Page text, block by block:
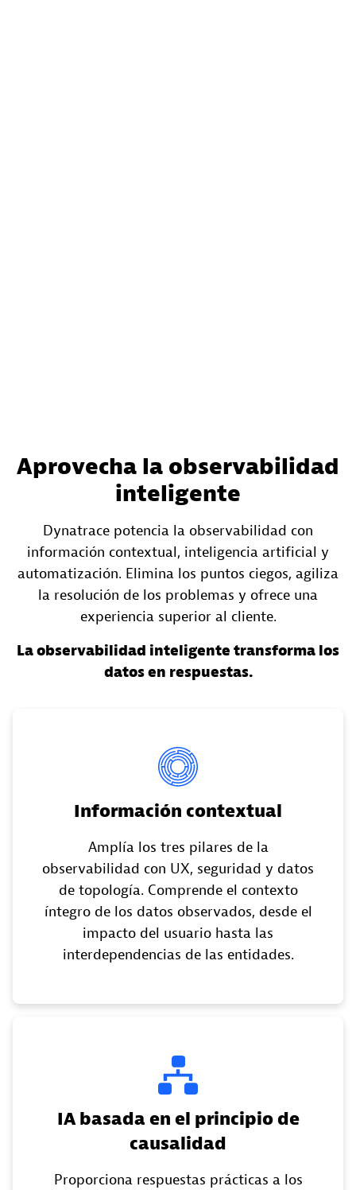
Aprovecha la observabilidad
inteligente
Dynatrace potencia la observabilidad con
información contextual, inteligencia artificial y
automatización. Elimina los puntos ciegos, agiliza
la resolución de los problemas y ofrece una
experiencia superior al cliente.
La observabilidad inteligente transforma los
datos en respuestas.
Información contextual
Amplía los tres pilares de la
observabilidad con UX, seguridad y datos
de topología. Comprende el contexto
íntegro de los datos observados, desde el
impacto del usuario hasta las
interdependencias de las entidades.
IA basada en el principio de
causalidad
Proporciona respuestas prácticas a los